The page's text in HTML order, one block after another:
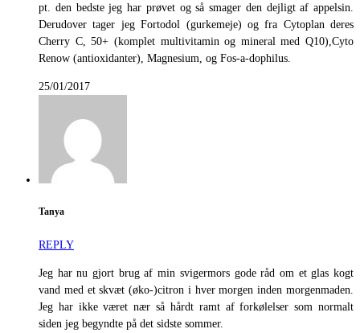
pt. den bedste jeg har prøvet og så smager den dejligt af appelsin.
Derudover tager jeg Fortodol (gurkemeje) og fra Cytoplan deres
Cherry C, 50+ (komplet multivitamin og mineral med Q10),Cyto
Renow (antioxidanter), Magnesium, og Fos-a-dophilus.
25/01/2017
Tanya
REPLY
Jeg har nu gjort brug af min svigermors gode råd om et glas kogt
vand med et skvæt (øko-)citron i hver morgen inden morgenmaden.
Jeg har ikke været nær så hårdt ramt af forkølelser som normalt
siden jeg begyndte på det sidste sommer.